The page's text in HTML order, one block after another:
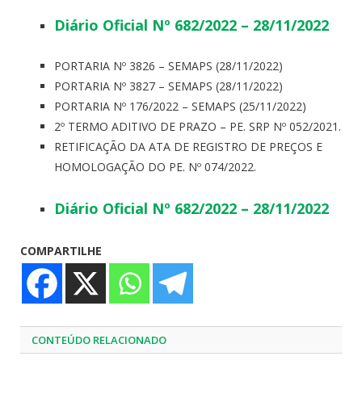
Diário Oficial Nº 682/2022 – 28/11/2022
PORTARIA Nº 3826 – SEMAPS (28/11/2022)
PORTARIA Nº 3827 – SEMAPS (28/11/2022)
PORTARIA Nº 176/2022 – SEMAPS (25/11/2022)
2º TERMO ADITIVO DE PRAZO – PE. SRP Nº 052/2021.
RETIFICAÇÃO DA ATA DE REGISTRO DE PREÇOS E
HOMOLOGAÇÃO DO PE. Nº 074/2022.
Diário Oficial Nº 682/2022 – 28/11/2022
COMPARTILHE
CONTEÚDO RELACIONADO